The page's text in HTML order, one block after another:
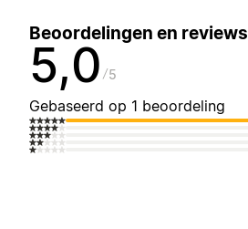
Beoordelingen en reviews
5,0 5
Gebaseerd op 1 beoordeling